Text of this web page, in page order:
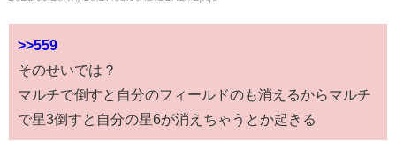
>>559
そのせいでは？
マルチで倒すと自分のフィールドのも消えるからマルチ
で星3倒すと自分の星6が消えちゃうとか起きる